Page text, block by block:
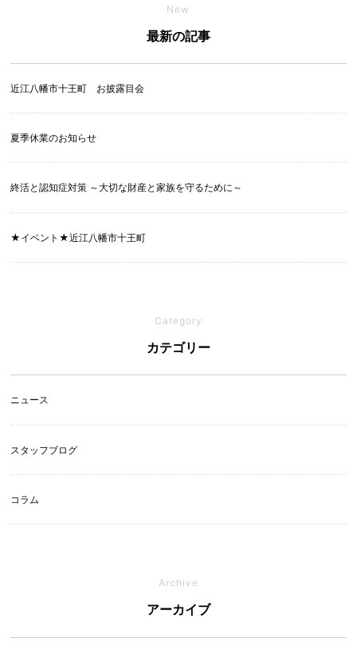
New
最新の記事
近江八幡市十王町 お披露目会
夏季休業のお知らせ
終活と認知症対策 ～大切な財産と家族を守るために～
★イベント★近江八幡市十王町
Category
カテゴリー
ニュース
スタッフブログ
コラム
Archive
アーカイブ